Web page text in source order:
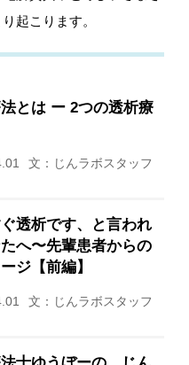
起こります。
とは ー 2つの透析療
文：じんラボスタッフ
透析です、と言われ
へ〜先輩患者からの
ジ【前編】
文：じんラボスタッフ